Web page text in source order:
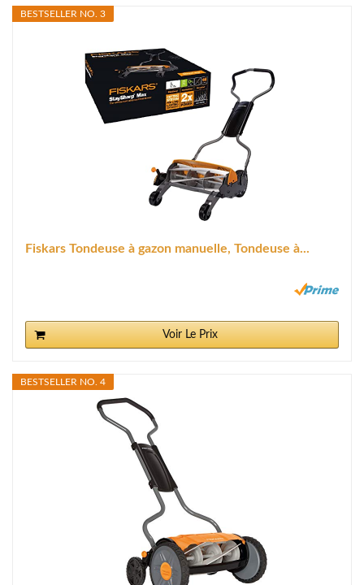
BESTSELLER NO. 3
Fiskars Tondeuse à gazon manuelle, Tondeuse à...
Voir Le Prix
BESTSELLER NO. 4